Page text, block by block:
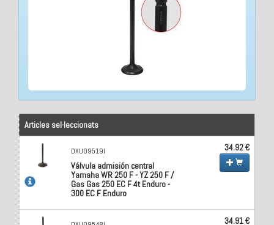
Articles sel·leccionats
DXU09519I
Válvula admisión central
Yamaha WR 250 F - YZ 250 F /
Gas Gas 250 EC F 4t Enduro -
300 EC F Enduro
34.92 €
34.91 €